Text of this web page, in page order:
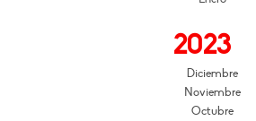
2023
Diciembre
Noviembre
Octubre